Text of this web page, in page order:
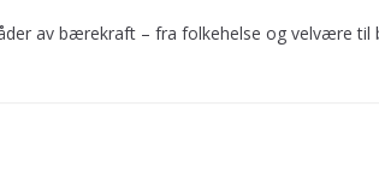
av bærekraft – fra folkehelse og velvære